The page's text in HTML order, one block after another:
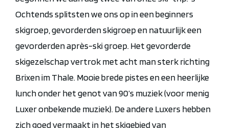
Ochtends splitsten we ons op in een beginners
skigroep, gevorderden skigroep en natuurlijk een
gevorderden après-ski groep. Het gevorderde
skigezelschap vertrok met acht man sterk richting
BrixenimThale. Mooie brede pistes en een heerlijke
lunch onder het genot van 90’s muziek (voor menig
Luxer onbekende muziek). De andereLuxers hebben
zich goed vermaakt in het skigebied van